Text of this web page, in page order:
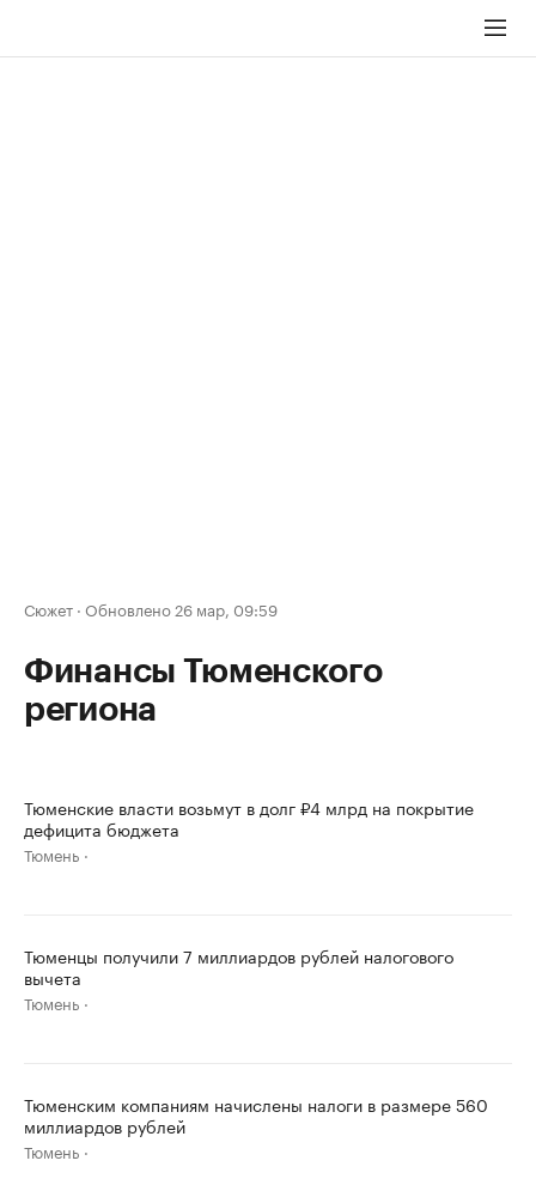
Сюжет · Обновлено 26 мар, 09:59
Финансы Тюменского
региона
Тюменские власти возьмут в долг ₽4 млрд на покрытие
дефицита бюджета
Тюмень
Тюменцы получили 7 миллиардов рублей налогового
вычета
Тюмень
Тюменским компаниям начислены налоги в размере 560
миллиардов рублей
Тюмень